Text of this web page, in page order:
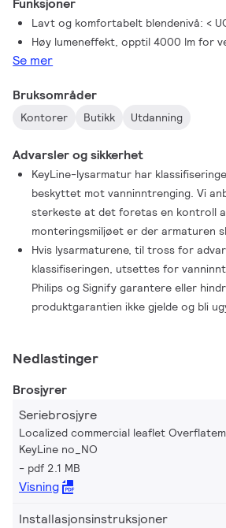
og overholder UGR19. Det gjør at
lineære bruksområder så vel som til
eller overflatemonterte armaturer
En serie som tilbyr den ultimate
med høy effektivitet opptil 142 lm/W, og
attraktive priser gir KeyLine enestående
noe som sikrer en svært god TCO.
Funksjoner
Lavt og komfortabelt blendenivå: <
Høy lumeneffekt, opptil 4000 lm for
Se mer
Bruksområder
Kontorer Butikk Utdanning
Advarsler og sikkerhet
KeyLine-lysarmatur har
beskyttet mot vanninntrenging. Vi
sterkeste at det foretas en kontroll
monteringsmiljøet er der armaturen
Hvis lysarmaturene, til tross for
klassifiseringen, utsettes for
Philips og Signify garantere eller
produktgarantien ikke gjelde og bli
Nedlastinger
Brosjyrer
Seriebrosjyre
Localized commercial leaflet
KeyLine no_NO
pdf 2.1 MB
Visning
Installasjonsinstruksjoner